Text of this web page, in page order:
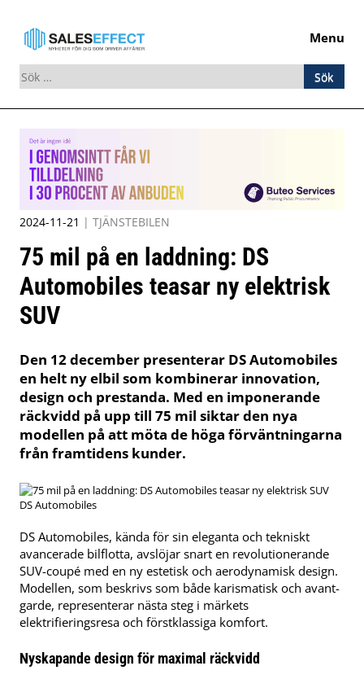
Menu
Sök
efter:
Skip
to
content
2024-11-21 | TJÄNSTEBILEN
75 mil på en laddning: DS
Automobiles teasar ny elektrisk
SUV
Den 12 december presenterar DS Automobiles
en helt ny elbil som kombinerar innovation,
design och prestanda. Med en imponerande
räckvidd på upp till 75 mil siktar den nya
modellen på att möta de höga förväntningarna
från framtidens kunder.
DS Automobiles
DS Automobiles, kända för sin eleganta och tekniskt
avancerade bilflotta, avslöjar snart en revolutionerande
SUV-coupé med en ny estetisk och aerodynamisk design.
Modellen, som beskrivs som både karismatisk och avant-
garde, representerar nästa steg i märkets
elektrifieringsresa och förstklassiga komfort.
Nyskapande design för maximal räckvidd